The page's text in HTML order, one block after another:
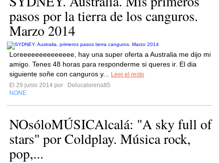
pasos por la tierra de los canguros.
Marzo 2014
Loreeeeeeeeeeeeee, hay una super oferta a Australia me dijo mi
amigo. Tenes 48 horas para responderme si queres ir. El dia
siguiente soñe con canguros y...
Leer el resto
El 29 junio 2014 por
Delucalorena85
NONE
NOsóloMÚSICAlcalá: "A sky full of
stars" por Coldplay. Música rock,
pop,...